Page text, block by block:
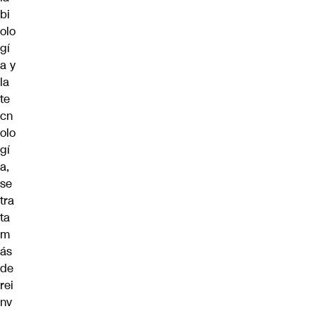
bi
olo
gí
a y
la
te
cn
olo
gí
a,
se
tra
ta
m
ás
de
rei
nv